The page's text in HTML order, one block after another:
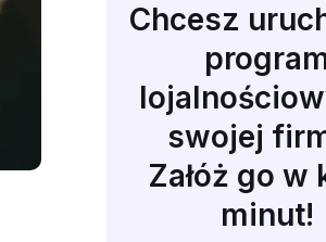
Chcesz
swojej
Załóż go w
minut!